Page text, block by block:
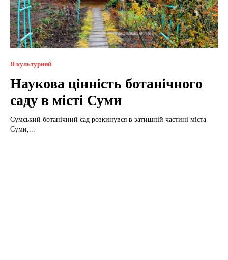
Я культурний
Наукова цінність ботанічного
саду в місті Суми
Сумський ботанічний сад розкинувся в затишній частині міста
Суми,...